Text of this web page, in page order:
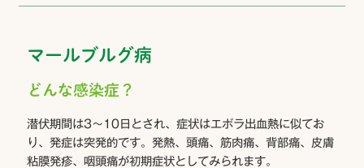
マールブルグ病
どんな感染症？
潜伏期間は3〜10日とされ、症状はエボラ出血熱に似てお
り、発症は突発的です。発熱、頭痛、筋肉痛、背部痛、皮膚
粘膜発疹、咽頭痛が初期症状としてみられます。